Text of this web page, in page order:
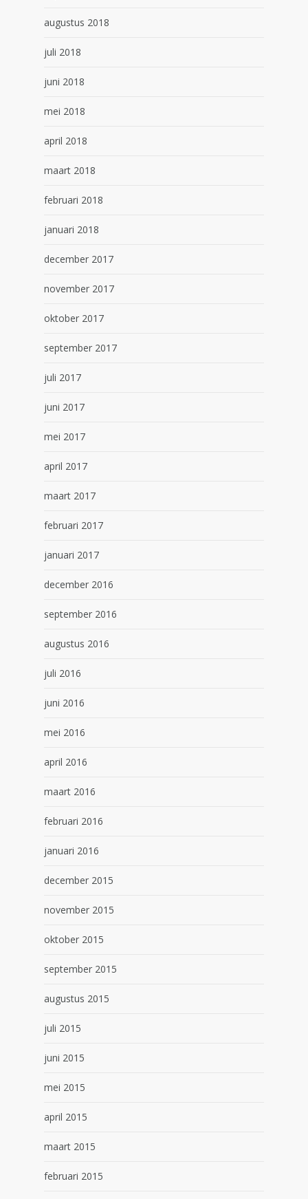
augustus 2018
juli 2018
juni 2018
mei 2018
april 2018
maart 2018
februari 2018
januari 2018
december 2017
november 2017
oktober 2017
september 2017
juli 2017
juni 2017
mei 2017
april 2017
maart 2017
februari 2017
januari 2017
december 2016
september 2016
augustus 2016
juli 2016
juni 2016
mei 2016
april 2016
maart 2016
februari 2016
januari 2016
december 2015
november 2015
oktober 2015
september 2015
augustus 2015
juli 2015
juni 2015
mei 2015
april 2015
maart 2015
februari 2015